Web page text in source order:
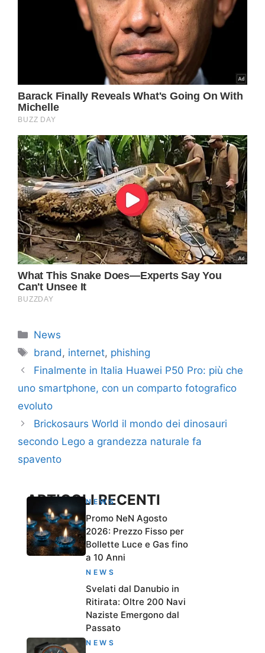
Categorie
News
Tag
brand, internet, phishing
Finalmente in Italia Huawei P50 Pro: più che
uno smartphone, con un comparto fotografico
evoluto
Brickosaurs World il mondo dei dinosauri
secondo Lego a grandezza naturale fa
spavento
ARTICOLI RECENTI
NEWS
Promo NeN Agosto
2026: Prezzo Fisso per
Bollette Luce e Gas fino
a 10 Anni
NEWS
Svelati dal Danubio in
Ritirata: Oltre 200 Navi
Naziste Emergono dal
Passato
NEWS